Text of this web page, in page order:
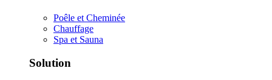
Poêle et Cheminée
Chauffage
Spa et Sauna
Solution